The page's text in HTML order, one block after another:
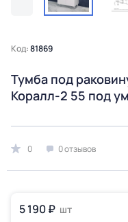
Код:81869
Тумба под
Коралл-2 55 под
0 0 отзывов
5 190 ₽ шт